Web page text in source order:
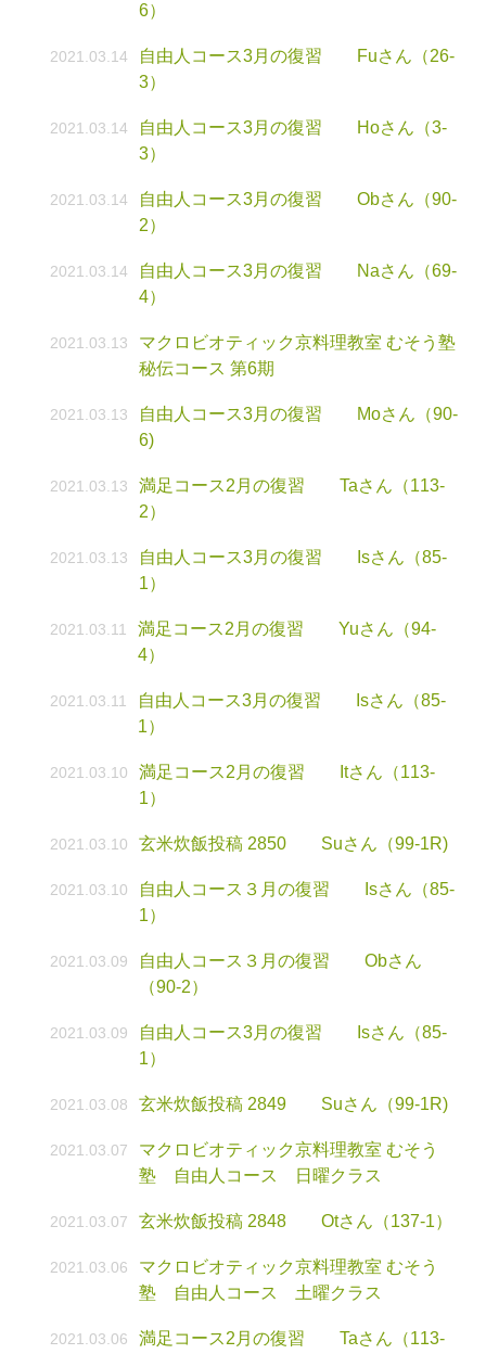
6）
2021.03.14
自由人コース3月の復習 Fuさん（26-
3）
2021.03.14
自由人コース3月の復習 Hoさん（3-
3）
2021.03.14
自由人コース3月の復習 Obさん（90-
2）
2021.03.14
自由人コース3月の復習 Naさん（69-
4）
2021.03.13
マクロビオティック京料理教室 むそう塾
秘伝コース 第6期
2021.03.13
自由人コース3月の復習 Moさん（90-
6)
2021.03.13
満足コース2月の復習 Taさん（113-
2）
2021.03.13
自由人コース3月の復習 Isさん（85-
1）
2021.03.11
満足コース2月の復習 Yuさん（94-
4）
2021.03.11
自由人コース3月の復習 Isさん（85-
1）
2021.03.10
満足コース2月の復習 Itさん（113-
1）
2021.03.10 玄米炊飯投稿 2850 Suさん（99-1R)
2021.03.10
自由人コース３月の復習 Isさん（85-
1）
2021.03.09
自由人コース３月の復習 Obさん
（90-2）
2021.03.09
自由人コース3月の復習 Isさん（85-
1）
2021.03.08 玄米炊飯投稿 2849 Suさん（99-1R)
2021.03.07
マクロビオティック京料理教室 むそう
塾 自由人コース 日曜クラス
2021.03.07 玄米炊飯投稿 2848 Otさん（137-1）
2021.03.06
マクロビオティック京料理教室 むそう
塾 自由人コース 土曜クラス
2021.03.06
満足コース2月の復習 Taさん（113-